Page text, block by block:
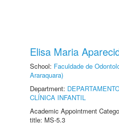
Elisa Maria
School: Faculdade de
Araraquara)
Department:
CLÍNICA INFANTIL
Academic Appointment
title: MS-5.3